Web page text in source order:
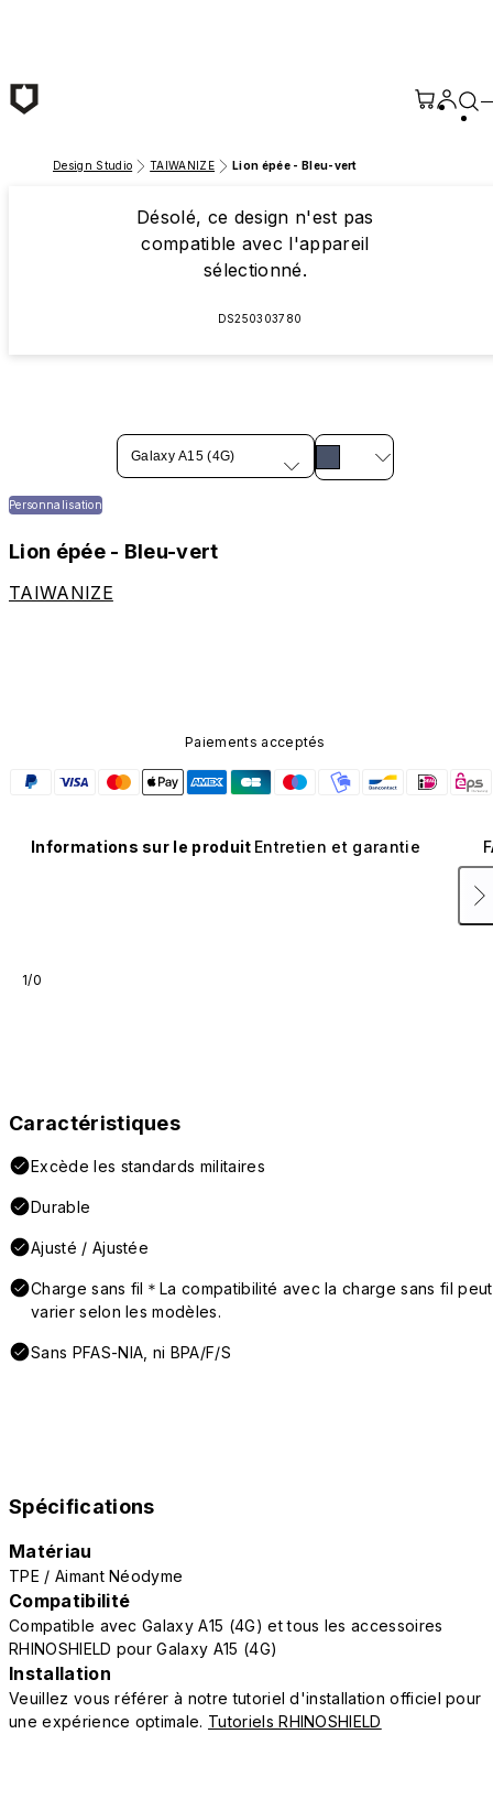
Design Studio TAIWANIZE Lion épée - Bleu-vert
Désolé, ce design n'est pas
compatible avec l'appareil
sélectionné.
DS250303780
Galaxy A15 (4G)
Personnalisation
Lion épée - Bleu-vert
TAIWANIZE
Paiements acceptés
Informations sur le produit Entretien et garantie
1/0
Caractéristiques
Excède les standards militaires
Durable
Ajusté / Ajustée
Charge sans fil＊La compatibilité avec la charge sans fil peut
varier selon les modèles.
Sans PFAS-NIA, ni BPA/F/S
Spécifications
Matériau
TPE / Aimant Néodyme
Compatibilité
Compatible avec Galaxy A15 (4G) et tous les accessoires
RHINOSHIELD pour Galaxy A15 (4G)
Installation
Veuillez vous référer à notre tutoriel d'installation officiel pour
une expérience optimale. Tutoriels RHINOSHIELD